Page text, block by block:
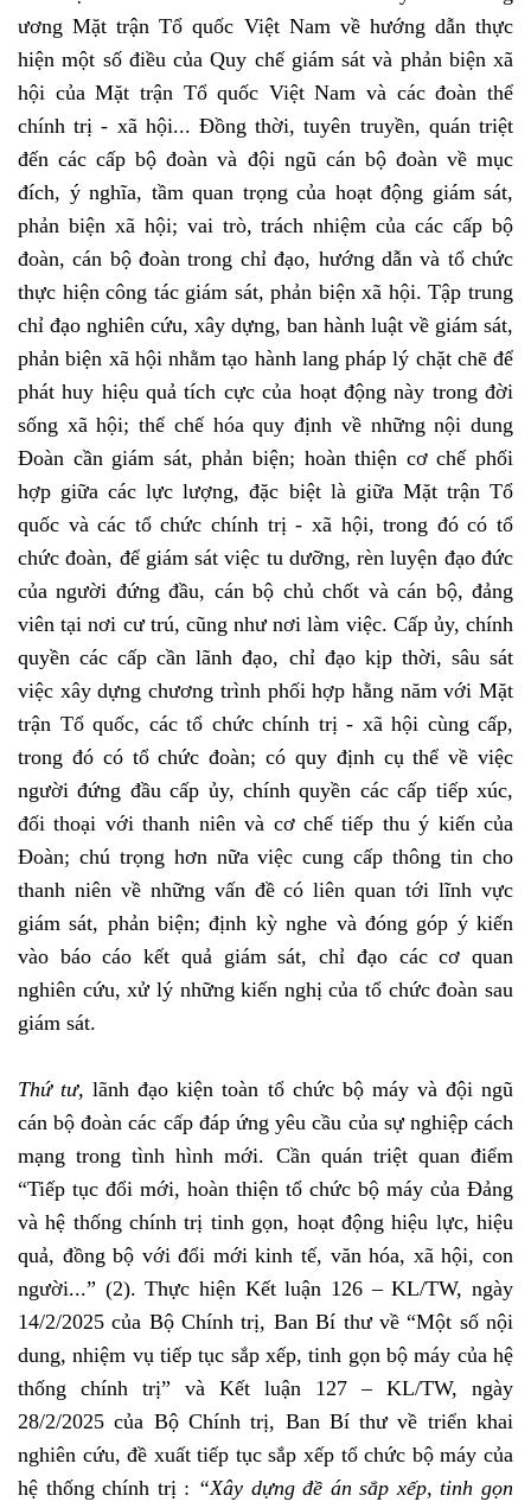
ương Mặt trận Tổ quốc Việt Nam về hướng dẫn thực
hiện một số điều của Quy chế giám sát và phản biện xã
hội của Mặt trận Tổ quốc Việt Nam và các đoàn thể
chính trị - xã hội... Đồng thời, tuyên truyền, quán triệt
đến các cấp bộ đoàn và đội ngũ cán bộ đoàn về mục
đích, ý nghĩa, tầm quan trọng của hoạt động giám sát,
phản biện xã hội; vai trò, trách nhiệm của các cấp bộ
đoàn, cán bộ đoàn trong chỉ đạo, hướng dẫn và tổ chức
thực hiện công tác giám sát, phản biện xã hội. Tập trung
chỉ đạo nghiên cứu, xây dựng, ban hành luật về giám sát,
phản biện xã hội nhằm tạo hành lang pháp lý chặt chẽ để
phát huy hiệu quả tích cực của hoạt động này trong đời
sống xã hội; thể chế hóa quy định về những nội dung
Đoàn cần giám sát, phản biện; hoàn thiện cơ chế phối
hợp giữa các lực lượng, đặc biệt là giữa Mặt trận Tổ
quốc và các tổ chức chính trị - xã hội, trong đó có tổ
chức đoàn, để giám sát việc tu dưỡng, rèn luyện đạo đức
của người đứng đầu, cán bộ chủ chốt và cán bộ, đảng
viên tại nơi cư trú, cũng như nơi làm việc. Cấp ủy, chính
quyền các cấp cần lãnh đạo, chỉ đạo kịp thời, sâu sát
việc xây dựng chương trình phối hợp hằng năm với Mặt
trận Tổ quốc, các tổ chức chính trị - xã hội cùng cấp,
trong đó có tổ chức đoàn; có quy định cụ thể về việc
người đứng đầu cấp ủy, chính quyền các cấp tiếp xúc,
đối thoại với thanh niên và cơ chế tiếp thu ý kiến của
Đoàn; chú trọng hơn nữa việc cung cấp thông tin cho
thanh niên về những vấn đề có liên quan tới lĩnh vực
giám sát, phản biện; định kỳ nghe và đóng góp ý kiến
vào báo cáo kết quả giám sát, chỉ đạo các cơ quan
nghiên cứu, xử lý những kiến nghị của tổ chức đoàn sau
giám sát.
Thứ tư, lãnh đạo kiện toàn tổ chức bộ máy và đội ngũ
cán bộ đoàn các cấp đáp ứng yêu cầu của sự nghiệp cách
mạng trong tình hình mới. Cần quán triệt quan điểm
“Tiếp tục đổi mới, hoàn thiện tổ chức bộ máy của Đảng
và hệ thống chính trị tinh gọn, hoạt động hiệu lực, hiệu
quả, đồng bộ với đổi mới kinh tế, văn hóa, xã hội, con
người...” (2). Thực hiện Kết luận 126 – KL/TW, ngày
14/2/2025 của Bộ Chính trị, Ban Bí thư về “Một số nội
dung, nhiệm vụ tiếp tục sắp xếp, tinh gọn bộ máy của hệ
thống chính trị” và Kết luận 127 – KL/TW, ngày
28/2/2025 của Bộ Chính trị, Ban Bí thư về triển khai
nghiên cứu, đề xuất tiếp tục sắp xếp tổ chức bộ máy của
hệ thống chính trị : “Xây dựng đề án sắp xếp, tinh gọn